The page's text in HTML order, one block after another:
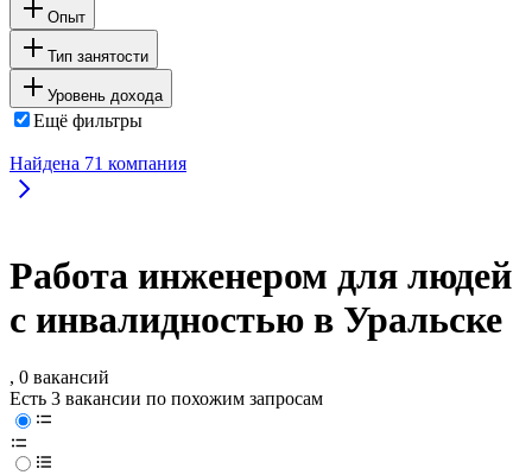
Опыт
Тип занятости
Уровень дохода
Ещё фильтры
Найдена 71 компания
Работа инженером для людей
с инвалидностью в Уральске
, 0 вакансий
Есть 3 вакансии по похожим запросам